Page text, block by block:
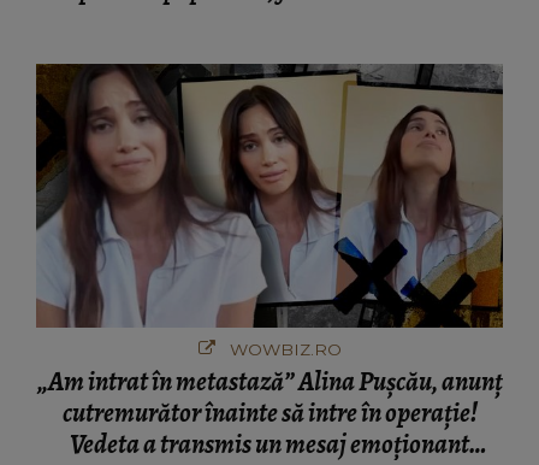
WOWBIZ.RO
„Am intrat în metastază” Alina Pușcău, anunț
cutremurător înainte să intre în operație!
Vedeta a transmis un mesaj emoționant